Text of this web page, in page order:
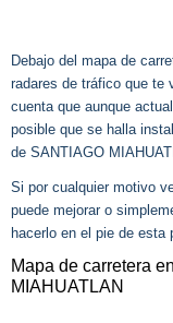
Debajo del mapa de
radares de tráfico que te
cuenta que aunque
posible que se halla
de SANTIAGO
Si por cualquier motivo
puede mejorar o
hacerlo en el pie de esta
Mapa de carretera
MIAHUATLAN